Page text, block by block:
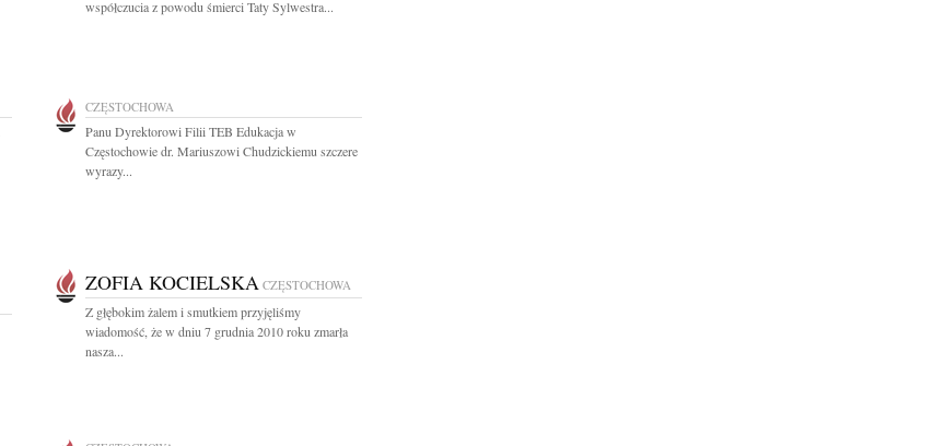
współczucia z powodu śmierci Taty Sylwestra...
CZĘSTOCHOWA
Panu Dyrektorowi Filii TEB Edukacja w
Częstochowie dr. Mariuszowi Chudzickiemu szczere
wyrazy...
ZOFIA KOCIELSKA CZĘSTOCHOWA
Z głębokim żalem i smutkiem przyjęliśmy
wiadomość, że w dniu 7 grudnia 2010 roku zmarła
nasza...